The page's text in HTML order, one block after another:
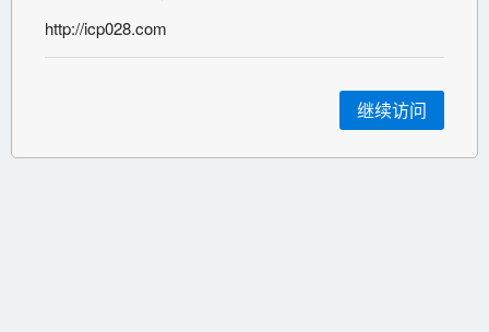
http://icp028.com
继续访问